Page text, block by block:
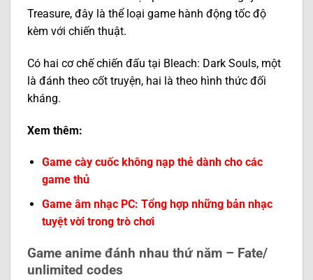
Treasure, đây là thể loại game hành động tốc độ
kèm với chiến thuật.
Có hai cơ chế chiến đấu tại Bleach: Dark Souls, một
là đánh theo cốt truyện, hai là theo hình thức đối
kháng.
Xem thêm:
Game cày cuốc không nạp thẻ dành cho các
game thủ
Game âm nhạc PC: Tổng hợp những bản nhạc
tuyệt vời trong trò chơi
Game anime đánh nhau thứ năm – Fate/
unlimited codes